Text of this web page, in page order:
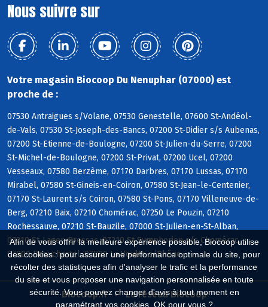
Afin de vous offrir la meilleure expérience possible, Biocoop utilise
des cookies : pour assurer une performance optimale du site, pour
récolter des statistiques afin d'analyser le trafic et la performance
du site et vous proposer une navigation personnalisée en toute
sécurité. Vous pouvez changer d'avis à tout moment en
paramétrant vos cookies. OK pour vous ?
Nous suivre sur
Votre magasin Biocoop Du Nenuphar (07000) est
proche de :
07530 Antraigues s/Volane, 07530 Genestelle, 07600 St-Andéol-
de-Vals, 07530 St-Joseph-des-Bancs, 07200 St-Didier s/s Aubenas,
07200 St-Etienne-de-Boulogne, 07200 St-Julien-du-Serre, 07200
St-Michel-de-Boulogne, 07200 St-Privat, 07200 Ucel, 07200
Vesseaux, 07580 Berzème, 07170 Darbres, 07170 Lussas, 07170
Mirabel, 07580 St-Gineis-en-Coiron, 07580 St-Jean-le-Centenier,
07170 St-Laurent s/s Coiron, 07580 St-Pons, 07170 Villeneuve-de-
Berg, 07210 Baix, 07210 Chomérac, 07250 Le Pouzin, 07210
Rochessauve, 07210 St-Bauzile, 07000 St-Julien-en-St-Alban,
07210 St-Lager-Bressac, 07210 St-Symphorien s/s Chomérac,
07800 Beauchastel, 07800 La Voulte s/Rhône
Biocoop.fr
Le réseau Biocoop